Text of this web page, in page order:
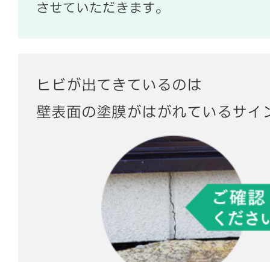
させていただきます。
ヒビが出てきているのは
壁表面の塗膜がはがれているサイ